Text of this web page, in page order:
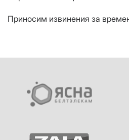
Приносим извинения за